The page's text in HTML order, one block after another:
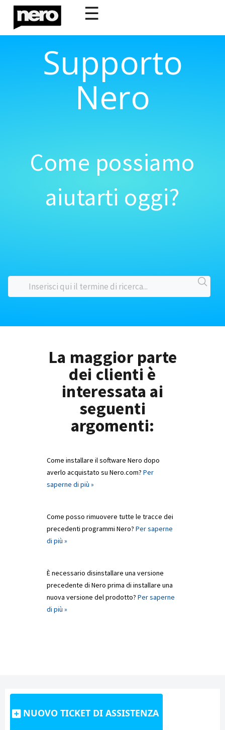
☰
Supporto
Nero
Come possiamo
aiutarti oggi?
La maggior parte
dei clienti è
interessata ai
seguenti
argomenti:
Come installare il software Nero dopo
averlo acquistato su Nero.com? Per
saperne di più »
Come posso rimuovere tutte le tracce dei
precedenti programmi Nero? Per saperne
di più »
È necessario disinstallare una versione
precedente di Nero prima di installare una
nuova versione del prodotto? Per saperne
di più »
NUOVO TICKET DI ASSISTENZA